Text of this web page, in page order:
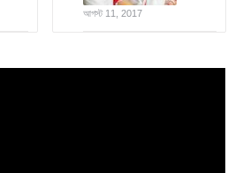
আগস্ট 11, 2017